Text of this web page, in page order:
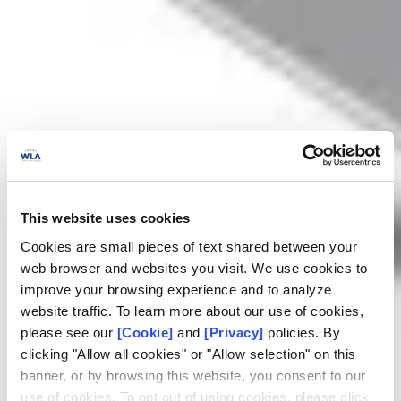
This website uses cookies
Cookies are small pieces of text shared between your
web browser and websites you visit. We use cookies to
improve your browsing experience and to analyze
website traffic. To learn more about our use of cookies,
please see our [Cookie] and [Privacy] policies. By
clicking "Allow all cookies" or "Allow selection" on this
banner, or by browsing this website, you consent to our
use of cookies. To opt out of using cookies, please click
El Marco y la